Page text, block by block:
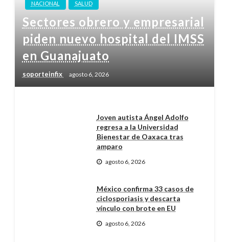
NACIONAL SALUD
Sectores obrero y empresarial
piden nuevo hospital del IMSS
en Guanajuato
soporteinfix agosto 6, 2026
Joven autista Ángel Adolfo
regresa a la Universidad
Bienestar de Oaxaca tras
amparo
agosto 6, 2026
México confirma 33 casos de
ciclosporiasis y descarta
vínculo con brote en EU
agosto 6, 2026